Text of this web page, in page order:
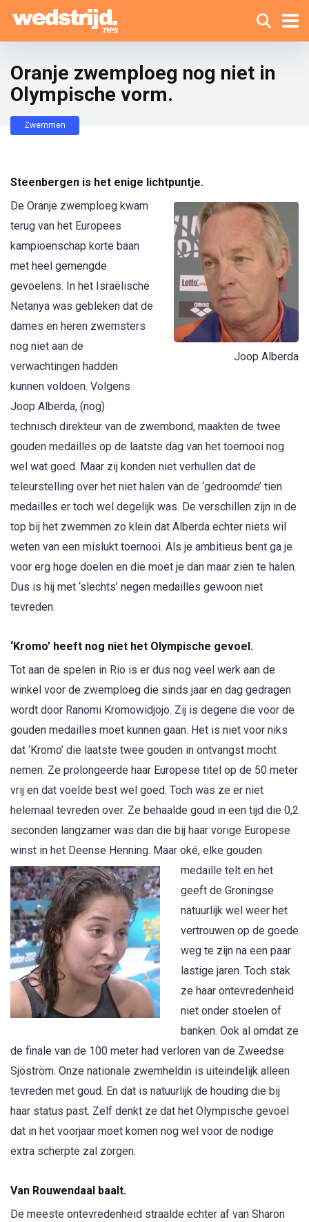
Oranje zwemploeg nog niet in
Olympische vorm.
Zwemmen
Steenbergen is het enige lichtpuntje.
Joop Alberda
De Oranje zwemploeg kwam
terug van het Europees
kampioenschap korte baan
met heel gemengde
gevoelens. In het Israëlische
Netanya was gebleken dat de
dames en heren zwemsters
nog niet aan de
verwachtingen hadden
kunnen voldoen. Volgens
Joop Alberda, (nog)
technisch direkteur van de zwembond, maakten de twee
gouden medailles op de laatste dag van het toernooi nog
wel wat goed. Maar zij konden niet verhullen dat de
teleurstelling over het niet halen van de ‘gedroomde’ tien
medailles er toch wel degelijk was. De verschillen zijn in de
top bij het zwemmen zo klein dat Alberda echter niets wil
weten van een mislukt toernooi. Als je ambitieus bent ga je
voor erg hoge doelen en die moet je dan maar zien te halen.
Dus is hij met ‘slechts’ negen medailles gewoon niet
tevreden.
‘Kromo’ heeft nog niet het Olympische gevoel.
Tot aan de spelen in Rio is er dus nog veel werk aan de
winkel voor de zwemploeg die sinds jaar en dag gedragen
wordt door Ranomi Kromowidjojo. Zij is degene die voor de
gouden medailles moet kunnen gaan. Het is niet voor niks
dat ‘Kromo’ die laatste twee gouden in ontvangst mocht
nemen. Ze prolongeerde haar Europese titel op de 50 meter
vrij en dat voelde best wel goed. Toch was ze er niet
helemaal tevreden over. Ze behaalde goud in een tijd die 0,2
seconden langzamer was dan die bij haar vorige Europese
winst in het Deense Henning. Maar oké, elke gouden
medaille telt en het
geeft de Groningse
natuurlijk wel weer het
vertrouwen op de goede
weg te zijn na een paar
lastige jaren. Toch stak
ze haar ontevredenheid
niet onder stoelen of
banken. Ook al omdat ze
de finale van de 100 meter had verloren van de Zweedse
Sjöström. Onze nationale zwemheldin is uiteindelijk alleen
tevreden met goud. En dat is natuurlijk de houding die bij
haar status past. Zelf denkt ze dat het Olympische gevoel
dat in het voorjaar moet komen nog wel voor de nodige
extra scherpte zal zorgen.
Van Rouwendaal baalt.
De meeste ontevredenheid straalde echter af van Sharon